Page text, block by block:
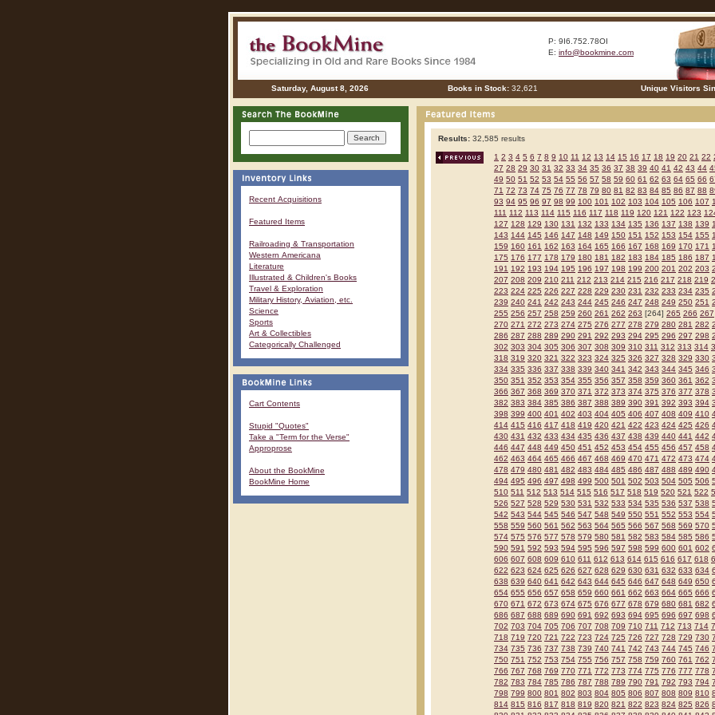
P: 9I6.752.78OI
E: info@bookmine.com
Saturday, August 8, 2026 Books in Stock: 32,621 Unique Visitors
Recent Acquisitions
Featured Items
Railroading & Transportation
Western Americana
Literature
Illustrated & Children's Books
Travel & Exploration
Military History, Aviation, etc.
Science
Sports
Art & Collectibles
Categorically Challenged
Cart Contents
Stupid "Quotes"
Take a "Term for the Verse"
Approprose
About the BookMine
BookMine Home
Results: 32,585 results
1 2 3 4 5 6 7 8 9 10 11 12 13 14 15 16 17 18 19 20 21 22
27 28 29 30 31 32 33 34 35 36 37 38 39 40 41 42 43 44
49 50 51 52 53 54 55 56 57 58 59 60 61 62 63 64 65 66
71 72 73 74 75 76 77 78 79 80 81 82 83 84 85 86 87 88
93 94 95 96 97 98 99 100 101 102 103 104 105 106 107
111 112 113 114 115 116 117 118 119 120 121 122 123
127 128 129 130 131 132 133 134 135 136 137 138 139
143 144 145 146 147 148 149 150 151 152 153 154 155
159 160 161 162 163 164 165 166 167 168 169 170 171
175 176 177 178 179 180 181 182 183 184 185 186 187
191 192 193 194 195 196 197 198 199 200 201 202 203
207 208 209 210 211 212 213 214 215 216 217 218 219
223 224 225 226 227 228 229 230 231 232 233 234 235
239 240 241 242 243 244 245 246 247 248 249 250 251
255 256 257 258 259 260 261 262 263 [264] 265 266 267
270 271 272 273 274 275 276 277 278 279 280 281 282
286 287 288 289 290 291 292 293 294 295 296 297 298
302 303 304 305 306 307 308 309 310 311 312 313 314
318 319 320 321 322 323 324 325 326 327 328 329 330
334 335 336 337 338 339 340 341 342 343 344 345 346
350 351 352 353 354 355 356 357 358 359 360 361 362
366 367 368 369 370 371 372 373 374 375 376 377 378
382 383 384 385 386 387 388 389 390 391 392 393 394
398 399 400 401 402 403 404 405 406 407 408 409 410
414 415 416 417 418 419 420 421 422 423 424 425 426
430 431 432 433 434 435 436 437 438 439 440 441 442
446 447 448 449 450 451 452 453 454 455 456 457 458
462 463 464 465 466 467 468 469 470 471 472 473 474
478 479 480 481 482 483 484 485 486 487 488 489 490
494 495 496 497 498 499 500 501 502 503 504 505 506
510 511 512 513 514 515 516 517 518 519 520 521 522
526 527 528 529 530 531 532 533 534 535 536 537 538
542 543 544 545 546 547 548 549 550 551 552 553 554
558 559 560 561 562 563 564 565 566 567 568 569 570
574 575 576 577 578 579 580 581 582 583 584 585 586
590 591 592 593 594 595 596 597 598 599 600 601 602
606 607 608 609 610 611 612 613 614 615 616 617 618
622 623 624 625 626 627 628 629 630 631 632 633 634
638 639 640 641 642 643 644 645 646 647 648 649 650
654 655 656 657 658 659 660 661 662 663 664 665 666
670 671 672 673 674 675 676 677 678 679 680 681 682
686 687 688 689 690 691 692 693 694 695 696 697 698
702 703 704 705 706 707 708 709 710 711 712 713 714
718 719 720 721 722 723 724 725 726 727 728 729 730
734 735 736 737 738 739 740 741 742 743 744 745 746
750 751 752 753 754 755 756 757 758 759 760 761 762
766 767 768 769 770 771 772 773 774 775 776 777 778
782 783 784 785 786 787 788 789 790 791 792 793 794
798 799 800 801 802 803 804 805 806 807 808 809 810
814 815 816 817 818 819 820 821 822 823 824 825 826